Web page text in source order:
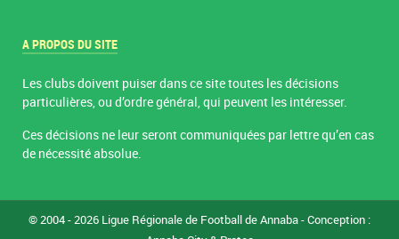
A PROPOS DU SITE
Les clubs doivent puiser dans ce site toutes les décisions
particulières, ou d’ordre général, qui peuvent les intéresser.
Ces décisions ne leur seront communiquées par lettre qu’en cas
de nécessité absolue.
© 2004 - 2026 Ligue Régionale de Football de Annaba - Conception :